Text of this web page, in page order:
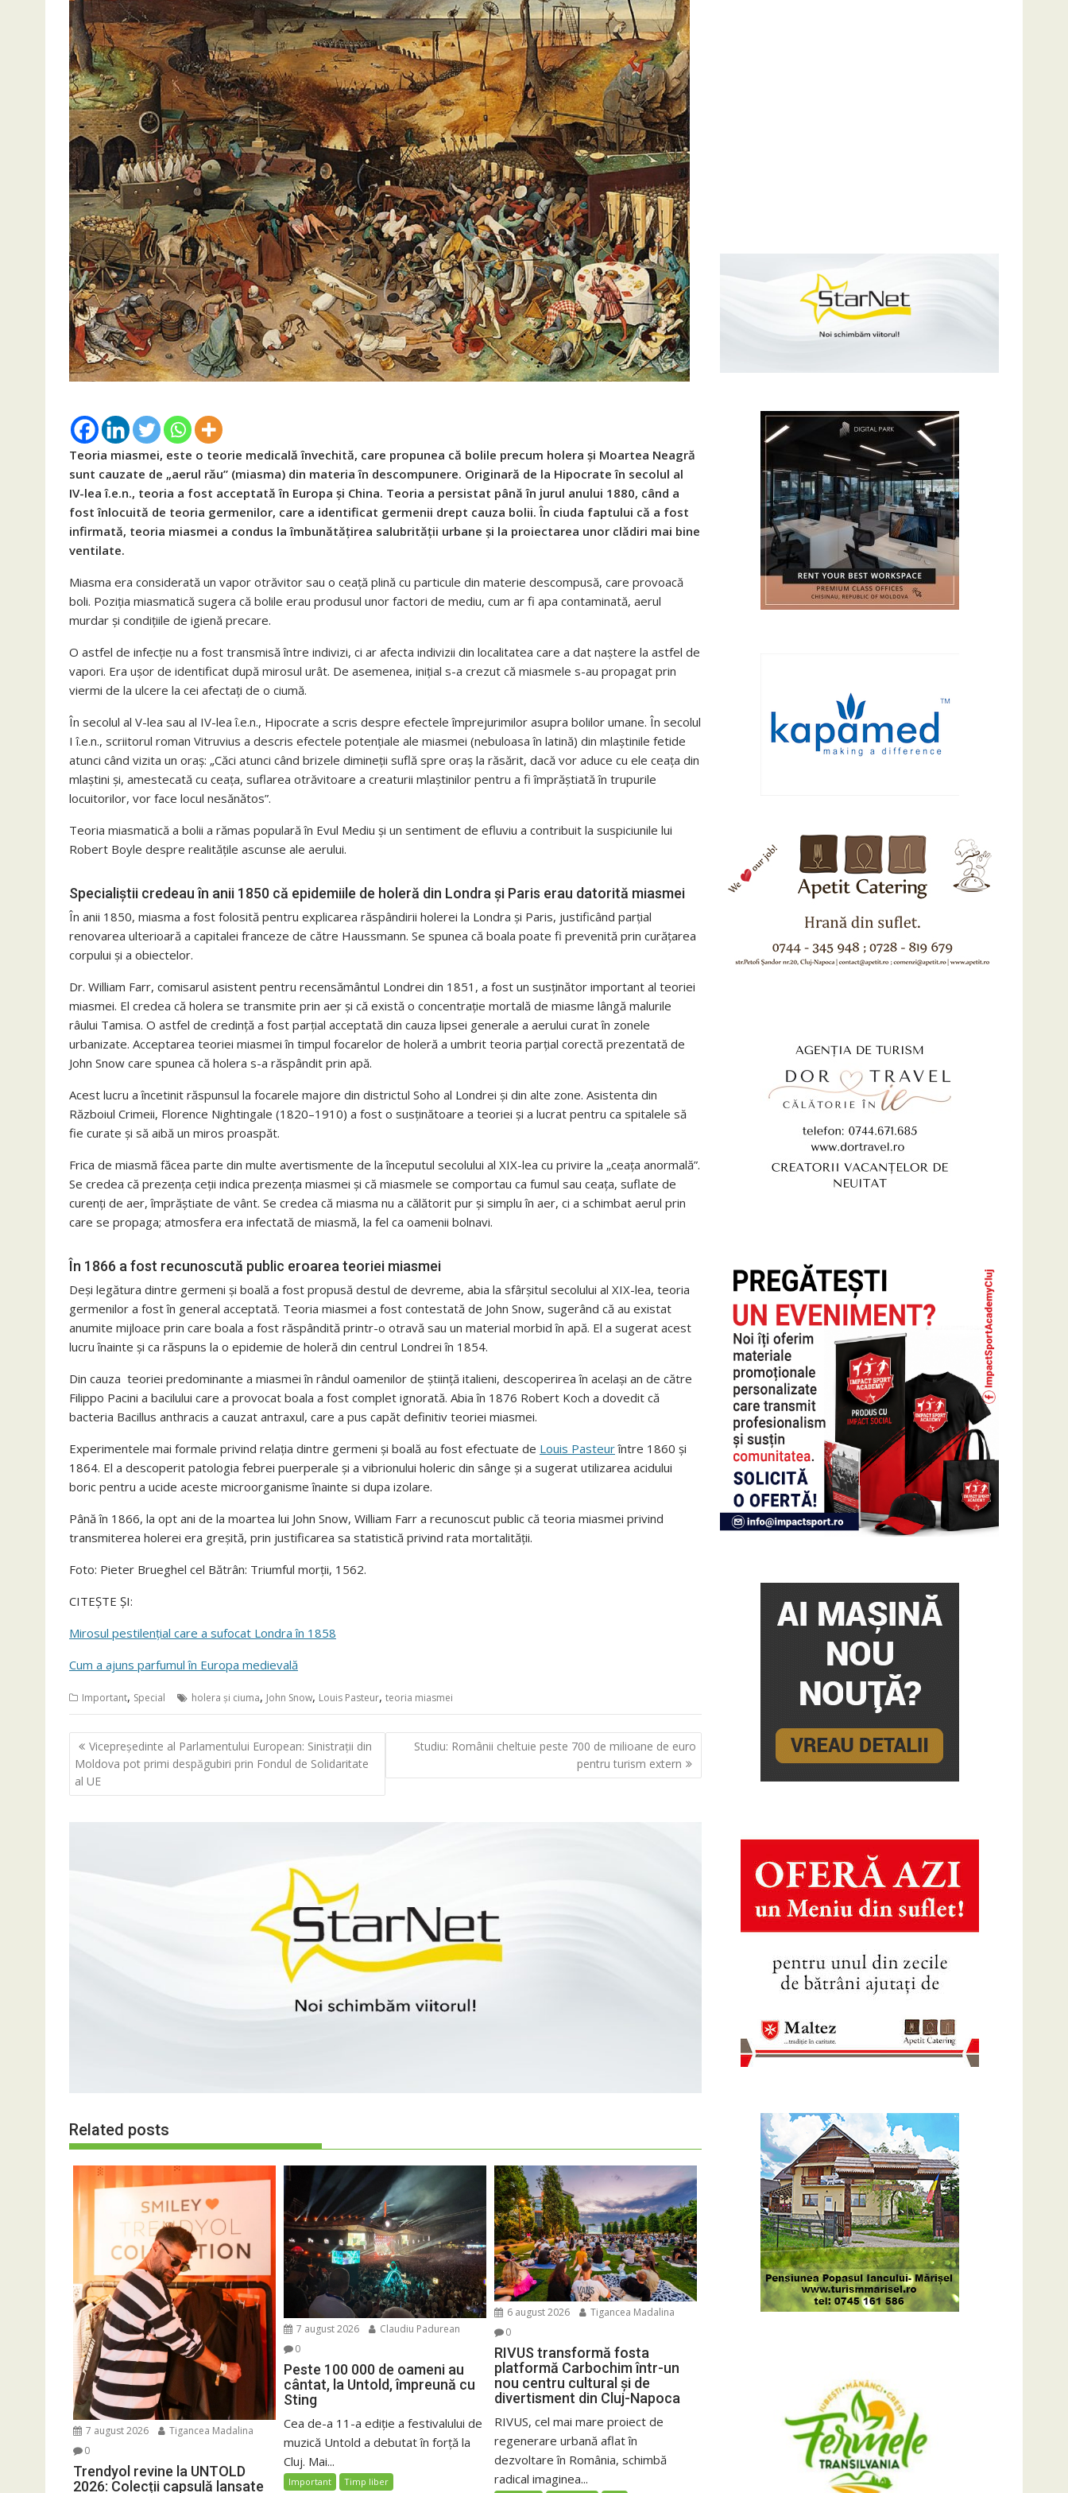
Teoria miasmei, este o teorie medicală învechită, care propunea că bolile precum holera și Moartea Neagră
sunt cauzate de „aerul rău” (miasma) din materia în descompunere. Originară de la Hipocrate în secolul al
IV-lea î.e.n., teoria a fost acceptată în Europa și China. Teoria a persistat până în jurul anului 1880, când a
fost înlocuită de teoria germenilor, care a identificat germenii drept cauza bolii. În ciuda faptului că a fost
infirmată, teoria miasmei a condus la îmbunătățirea salubrității urbane și la proiectarea unor clădiri mai bine
ventilate.
Miasma era considerată un vapor otrăvitor sau o ceață plină cu particule din materie descompusă, care provoacă
boli. Poziția miasmatică sugera că bolile erau produsul unor factori de mediu, cum ar fi apa contaminată, aerul
murdar și condițiile de igienă precare.
O astfel de infecție nu a fost transmisă între indivizi, ci ar afecta indivizii din localitatea care a dat naștere la astfel de
vapori. Era ușor de identificat după mirosul urât. De asemenea, inițial s-a crezut că miasmele s-au propagat prin
viermi de la ulcere la cei afectați de o ciumă.
În secolul al V-lea sau al IV-lea î.e.n., Hipocrate a scris despre efectele împrejurimilor asupra bolilor umane. În secolul
I î.e.n., scriitorul roman Vitruvius a descris efectele potențiale ale miasmei (nebuloasa în latină) din mlaștinile fetide
atunci când vizita un oraș: „Căci atunci când brizele dimineții suflă spre oraș la răsărit, dacă vor aduce cu ele ceața din
mlaștini și, amestecată cu ceața, suflarea otrăvitoare a creaturii mlaștinilor pentru a fi împrăștiată în trupurile
locuitorilor, vor face locul nesănătos”.
Teoria miasmatică a bolii a rămas populară în Evul Mediu și un sentiment de efluviu a contribuit la suspiciunile lui
Robert Boyle despre realitățile ascunse ale aerului.
Specialiștii credeau în anii 1850 că epidemiile de holeră din Londra și Paris erau datorită miasmei
În anii 1850, miasma a fost folosită pentru explicarea răspândirii holerei la Londra și Paris, justificând parțial
renovarea ulterioară a capitalei franceze de către Haussmann. Se spunea că boala poate fi prevenită prin curățarea
corpului și a obiectelor.
Dr. William Farr, comisarul asistent pentru recensământul Londrei din 1851, a fost un susținător important al teoriei
miasmei. El credea că holera se transmite prin aer și că există o concentrație mortală de miasme lângă malurile
râului Tamisa. O astfel de credință a fost parțial acceptată din cauza lipsei generale a aerului curat în zonele
urbanizate. Acceptarea teoriei miasmei în timpul focarelor de holeră a umbrit teoria parțial corectă prezentată de
John Snow care spunea că holera s-a răspândit prin apă.
Acest lucru a încetinit răspunsul la focarele majore din districtul Soho al Londrei și din alte zone. Asistenta din
Războiul Crimeii, Florence Nightingale (1820–1910) a fost o susținătoare a teoriei și a lucrat pentru ca spitalele să
fie curate și să aibă un miros proaspăt.
Frica de miasmă făcea parte din multe avertismente de la începutul secolului al XIX-lea cu privire la „ceața anormală”.
Se credea că prezența ceții indica prezența miasmei și că miasmele se comportau ca fumul sau ceața, suflate de
curenți de aer, împrăștiate de vânt. Se credea că miasma nu a călătorit pur și simplu în aer, ci a schimbat aerul prin
care se propaga; atmosfera era infectată de miasmă, la fel ca oamenii bolnavi.
În 1866 a fost recunoscută public eroarea teoriei miasmei
Deși legătura dintre germeni și boală a fost propusă destul de devreme, abia la sfârșitul secolului al XIX-lea, teoria
germenilor a fost în general acceptată. Teoria miasmei a fost contestată de John Snow, sugerând că au existat
anumite mijloace prin care boala a fost răspândită printr-o otravă sau un material morbid în apă. El a sugerat acest
lucru înainte și ca răspuns la o epidemie de holeră din centrul Londrei în 1854.
Din cauza teoriei predominante a miasmei în rândul oamenilor de știință italieni, descoperirea în același an de către
Filippo Pacini a bacilului care a provocat boala a fost complet ignorată. Abia în 1876 Robert Koch a dovedit că
bacteria Bacillus anthracis a cauzat antraxul, care a pus capăt definitiv teoriei miasmei.
Experimentele mai formale privind relația dintre germeni și boală au fost efectuate de Louis Pasteurîntre 1860 și
1864. El a descoperit patologia febrei puerperale și a vibrionului holeric din sânge și a sugerat utilizarea acidului
boric pentru a ucide aceste microorganisme înainte si dupa izolare.
Până în 1866, la opt ani de la moartea lui John Snow, William Farr a recunoscut public că teoria miasmei privind
transmiterea holerei era greșită, prin justificarea sa statistică privind rata mortalității.
Foto: Pieter Brueghel cel Bătrân: Triumful morții, 1562.
CITEȘTE ȘI:
Mirosul pestilențial care a sufocat Londra în 1858
Cum a ajuns parfumul în Europa medievală
Important, Special holera și ciuma, John Snow, Louis Pasteur, teoria miasmei
Navigare
în
articole
Vicepreședinte al Parlamentului European: Sinistrații din
Moldova pot primi despăgubiri prin Fondul de Solidaritate
al UE
Studiu: Românii cheltuie peste 700 de milioane de euro
pentru turism extern
Related posts
7 august 2026
Tigancea Madalina
0
Trendyol revine la UNTOLD
2026: Colecții capsulă lansate
7 august 2026
Claudiu Padurean
0
Peste 100 000 de oameni au
cântat, la Untold, împreună cu
Sting
Cea de-a 11-a ediție a festivalului de
muzică Untold a debutat în forță la
Cluj. Mai...
Important Timp liber
6 august 2026
Tigancea Madalina
0
RIVUS transformă fosta
platformă Carbochim într-un
nou centru cultural și de
divertisment din Cluj-Napoca
RIVUS, cel mai mare proiect de
regenerare urbană aflat în
dezvoltare în România, schimbă
radical imaginea...